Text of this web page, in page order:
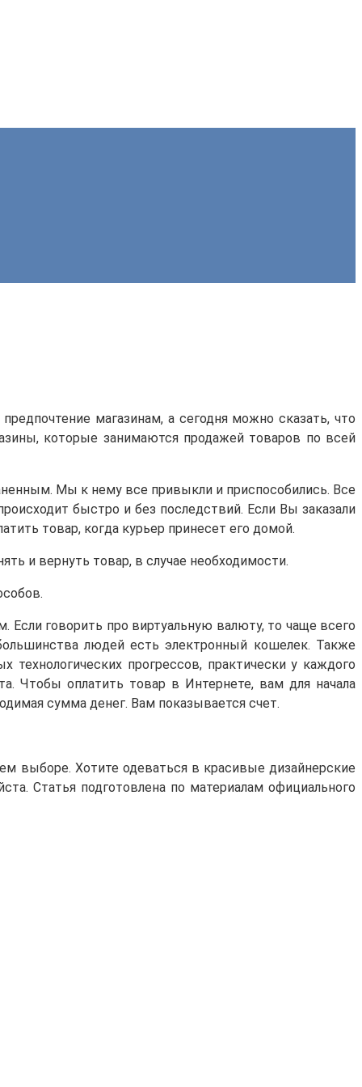
магазинам, а сегодня можно сказать, что
которые занимаются продажей товаров по всей
Мы к нему все привыкли и приспособились. Все
быстро и без последствий. Если Вы заказали
товар, когда курьер принесет его домой.
и вернуть товар, в случае необходимости.
говорить про виртуальную валюту, то чаще всего
людей есть электронный кошелек. Также
прогрессов, практически у каждого
Чтобы оплатить товар в Интернете, вам для начала
сумма денег. Вам показывается счет.
выборе. Хотите одеваться в красивые дизайнерские
Статья подготовлена по материалам официального